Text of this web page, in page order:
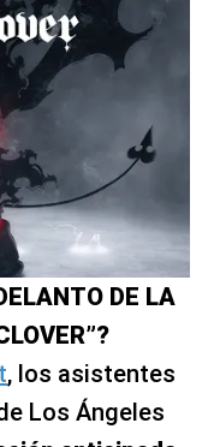
DE LA
, los asistentes
Los Ángeles